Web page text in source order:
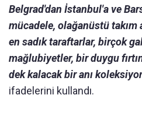
Belgrad'dan İstanbul'a ve
mücadele, olağanüstü takım
en sadık taraftarlar, birçok
mağlubiyetler, bir duygu
dek kalacak bir anı
ifadelerini kullandı.